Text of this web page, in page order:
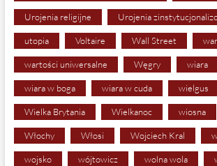
Urojenia religijne Urojenia
utopia Voltaire Wall Street
wartości uniwersalne Węgry wiara
wiara w boga wiara w cuda wielgus
Wielka Brytania Wielkanoc wiosna
Włochy Włosi Wojciech Kral
wojsko wójtowicz wolna wola